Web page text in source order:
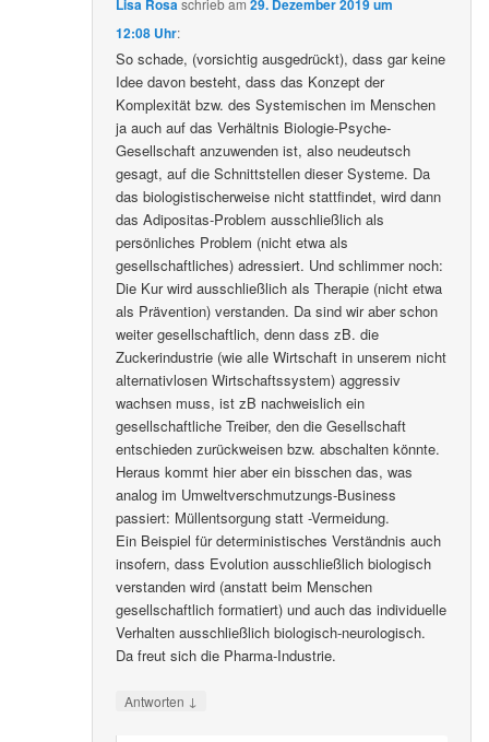
Lisa Rosaschriebam29. Dezember 2019 um
12:08 Uhr:
So schade, (vorsichtig ausgedrückt), dass gar keine
Idee davon besteht, dass das Konzept der
Komplexität bzw. des Systemischen im Menschen
ja auch auf das Verhältnis Biologie-Psyche-
Gesellschaft anzuwenden ist, also neudeutsch
gesagt, auf die Schnittstellen dieser Systeme. Da
das biologistischerweise nicht stattfindet, wird dann
das Adipositas-Problem ausschließlich als
persönliches Problem (nicht etwa als
gesellschaftliches) adressiert. Und schlimmer noch:
Die Kur wird ausschließlich als Therapie (nicht etwa
als Prävention) verstanden. Da sind wir aber schon
weiter gesellschaftlich, denn dass zB. die
Zuckerindustrie (wie alle Wirtschaft in unserem nicht
alternativlosen Wirtschaftssystem) aggressiv
wachsen muss, ist zB nachweislich ein
gesellschaftliche Treiber, den die Gesellschaft
entschieden zurückweisen bzw. abschalten könnte.
Heraus kommt hier aber ein bisschen das, was
analog im Umweltverschmutzungs-Business
passiert: Müllentsorgung statt -Vermeidung.
Ein Beispiel für deterministisches Verständnis auch
insofern, dass Evolution ausschließlich biologisch
verstanden wird (anstatt beim Menschen
gesellschaftlich formatiert) und auch das individuelle
Verhalten ausschließlich biologisch-neurologisch.
Da freut sich die Pharma-Industrie.
Antworten ↓